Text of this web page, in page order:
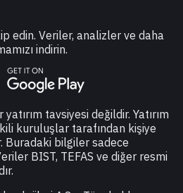
edin. Veriler, analizler ve daha
indirin.
tavsiyesi değildir. Yatırım
kuruluşlar tarafından kişiye
bilgiler sadece
BIST, TEFAS ve diğer resmi